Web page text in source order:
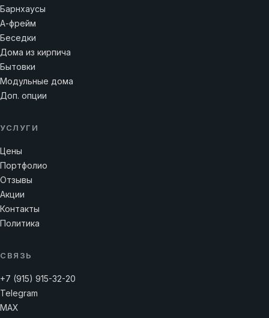
Барнхаусы
А-фрейм
Беседки
Дома из кирпича
Бытовки
Модульные дома
Доп. опции
УСЛУГИ
Цены
Портфолио
Отзывы
Акции
Контакты
Политика
СВЯЗЬ
+7 (915) 915-32-20
Telegram
MAX